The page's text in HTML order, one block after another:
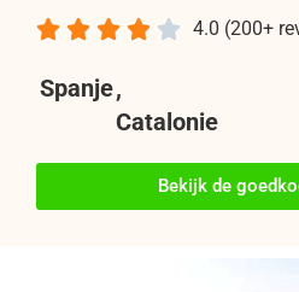
4.0 (200+
    
Spanje,
Catalonie
Bekijk de